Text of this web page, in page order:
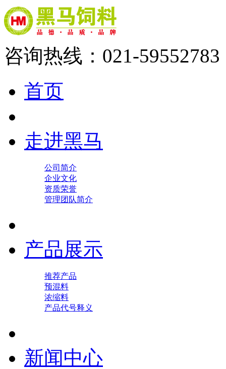
咨询热线：021-59552783
首页
走进黑马
公司简介
企业文化
资质荣誉
管理团队简介
产品展示
推荐产品
预混料
浓缩料
产品代号释义
新闻中心